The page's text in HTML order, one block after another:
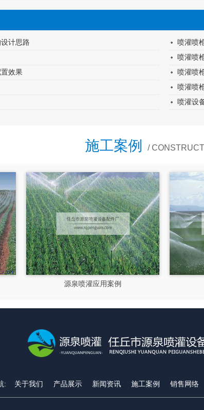
计思路
喷灌喷
喷灌喷
效果
喷灌喷
喷灌喷
喷灌设
施工案例 /
源泉喷灌应用案例
: 关于我们 产品展示 新闻资讯 施工案例 销售网络